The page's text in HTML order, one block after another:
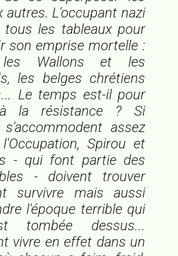
autres. L'occupant nazi
tous les tableaux pour
son emprise mortelle :
les Wallons et les
les belges chrétiens
Le temps est-il pour
la résistance ? Si
assez
Spirou et
- qui font partie des
- doivent trouver
survivre mais aussi
l'époque terrible qui
tombée dessus...
vivre en effet dans un